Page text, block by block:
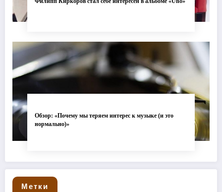
Обзор: «Почему мы теряем интерес к музыке (и это
нормально)»
Метки